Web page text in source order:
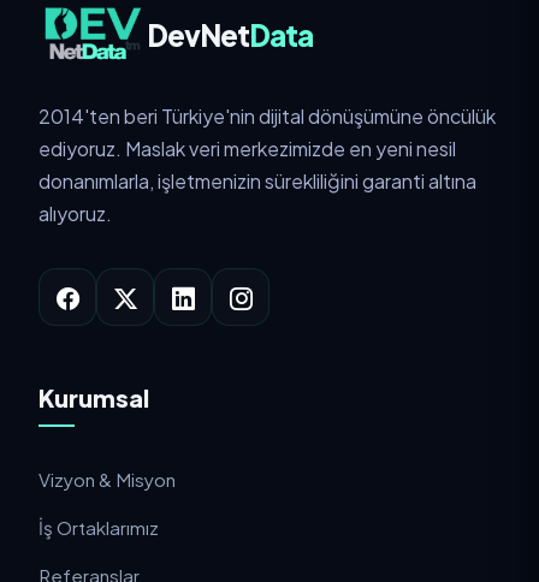
DevNetData
2014'ten beri Türkiye'nin dijital dönüşümüne öncülük
ediyoruz. Maslak veri merkezimizde en yeni nesil
donanımlarla, işletmenizin sürekliliğini garanti altına
alıyoruz.
Kurumsal
Vizyon & Misyon
İş Ortaklarımız
Referanslar